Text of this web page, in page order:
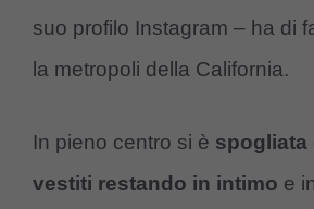
suo profilo Instagram – ha di
la metropoli della California.
In pieno centro si è spogliata
vestiti restando in intimo e